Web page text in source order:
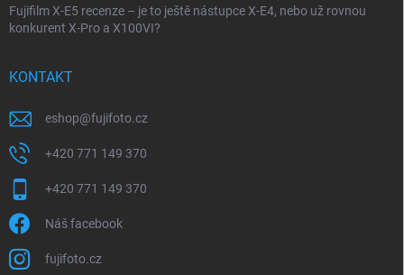
Fujifilm X-E5 recenze – je to ještě nástupce X-E4, nebo už rovnou
konkurent X-Pro a X100VI?
KONTAKT
eshop@fujifoto.cz
+420 771 149 370
+420 771 149 370
Náš facebook
fujifoto.cz